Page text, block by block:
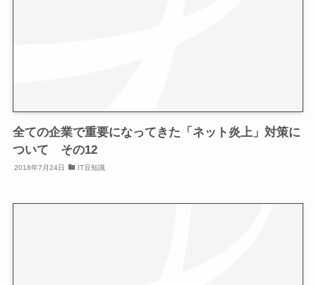
全ての企業で重要になってきた「ネット炎上」対策に
ついて その12
2018年7月24日 IT豆知識